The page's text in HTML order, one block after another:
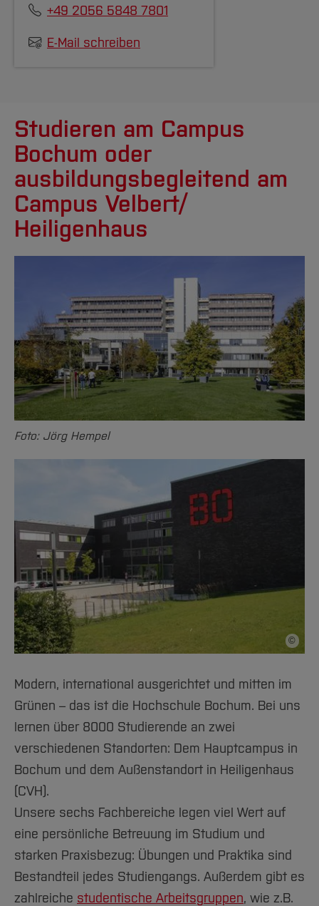
+49 2056 5848 7801
E-Mail schreiben
Studieren am Campus
Bochum oder
ausbildungsbegleitend am
Campus Velbert/
Heiligenhaus
Foto: Jörg Hempel
©
Modern, international ausgerichtet und mitten im
Grünen – das ist die Hochschule Bochum. Bei uns
lernen über 8000 Studierende an zwei
verschiedenen Standorten: Dem Hauptcampus in
Bochum und dem Außenstandort in Heiligenhaus
(CVH).
Unsere sechs Fachbereiche legen viel Wert auf
eine persönliche Betreuung im Studium und
starken Praxisbezug: Übungen und Praktika sind
Bestandteil jedes Studiengangs. Außerdem gibt es
zahlreiche studentische Arbeitsgruppen, wie z.B.